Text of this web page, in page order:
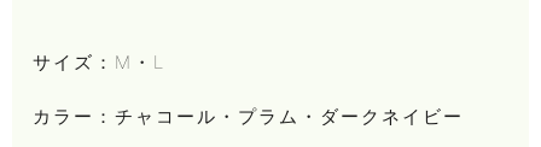
サイズ：M・L
カラー：チャコール・プラム・ダークネイビー